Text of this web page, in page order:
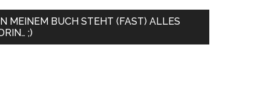
MEINEM BUCH STEHT (FAST) ALLES
;)